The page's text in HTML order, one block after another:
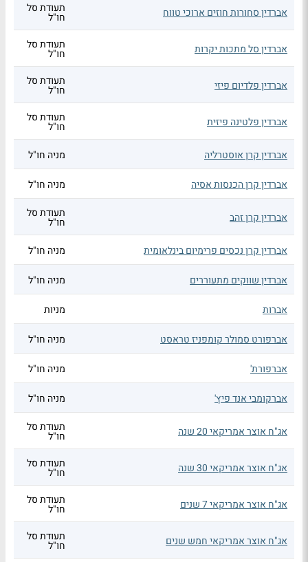
אברדין סחורות חוזים ארוכי טווח תעודת סל
חו"ל
אברדין סל מתכות יקרות תעודת סל
חו"ל
אברדין פלדיום פיזי תעודת סל
חו"ל
אברדין פלטינה פיזית תעודת סל
חו"ל
אברדין קרן אוסטרליה
מניה חו"ל
אברדין קרן הכנסות אסיה מניה חו"ל
אברדין קרן זהב תעודת סל
חו"ל
אברדין קרן נכסים פרימיום בינלאומית
מניה חו"ל
אברדין שווקים מתעוררים מניה חו"ל
אברות מניות
אברפורט סמולר קומפניז טראסט מניה חו"ל
אברפורת' מניה חו"ל
אברקומבי אנד פיץ' מניה חו"ל
אג"ח אוצר אמריקאי 20 שנה תעודת סל
חו"ל
אג"ח אוצר אמריקאי 30 שנה תעודת סל
חו"ל
אג"ח אוצר אמריקאי 7 שנים תעודת סל
חו"ל
אג"ח אוצר אמריקאי חמש שנים תעודת סל
חו"ל